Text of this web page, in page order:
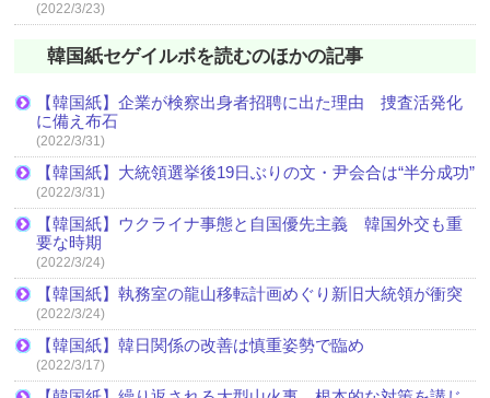
(2022/3/23)
韓国紙セゲイルボを読むのほかの記事
【韓国紙】企業が検察出身者招聘に出た理由 捜査活発化
に備え布石
(2022/3/31)
【韓国紙】大統領選挙後19日ぶりの文・尹会合は“半分成功”
(2022/3/31)
【韓国紙】ウクライナ事態と自国優先主義 韓国外交も重
要な時期
(2022/3/24)
【韓国紙】執務室の龍山移転計画めぐり新旧大統領が衝突
(2022/3/24)
【韓国紙】韓日関係の改善は慎重姿勢で臨め
(2022/3/17)